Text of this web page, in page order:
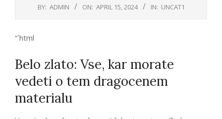
BY: ADMIN ON: APRIL 15, 2024 IN: UNCAT1
“`html
Belo zlato: Vse, kar morate
vedeti o tem dragocenem
materialu